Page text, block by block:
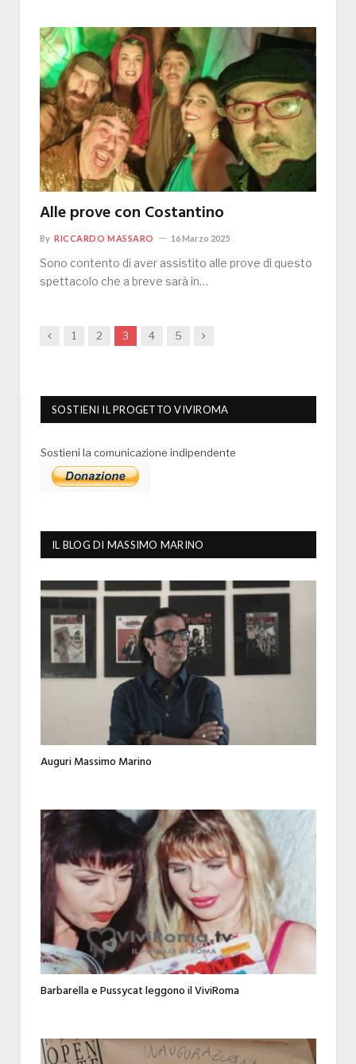
Alle prove con Costantino
By RICCARDO MASSARO 16 Marzo 2025
Sono contento di aver assistito alle prove di questo
spettacolo che a breve sarà in…
Previous
1 2 3 4 5 Next
SOSTIENI IL PROGETTO VIVIROMA
Sostieni la comunicazione indipendente
IL BLOG DI MASSIMO MARINO
Auguri Massimo Marino
Barbarella e Pussycat leggono il ViviRoma